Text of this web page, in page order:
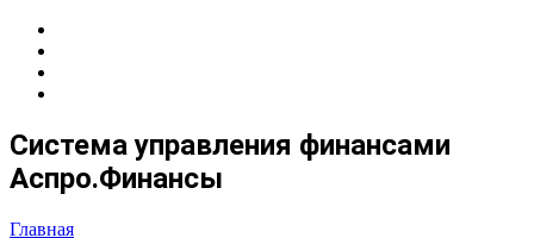
Система управления финансами
Аспро.Финансы
Главная